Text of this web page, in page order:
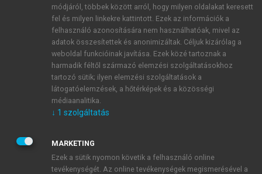
ÚJ FIÓK LÉTREHOZÁSA
1 óra díjmentes hozzáférés
E-MAIL-CÍM
JELSZÓ
módjáról, többek között arról, hogy milyen oldalakat keresett
fel és milyen linkekre kattintott. Ezek az információk a
felhasználó azonosítására nem használhatóak, mivel az
adatok összesítettek és anonimizáltak. Céljuk kizárólag a
weboldal funkcióinak javítása. Ezek közé tartoznak a
harmadik féltől származó elemzési szolgáltatásokhoz
tartozó sütik; ilyen elemzési szolgáltatások a
látogatóelemzések, a hőtérképek és a közösségi
médiaanalitika.
↓ 1 szolgáltatás
MARKETING
Ezek a sütik nyomon követik a felhasználó online
tevékenységét. Az online tevékenységek megismerésével a